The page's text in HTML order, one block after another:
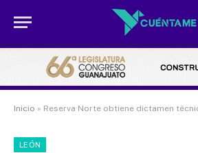
Inicio » Reserva Norte obtiene dictamen técnico favorable de traza y realizará
LEÓN